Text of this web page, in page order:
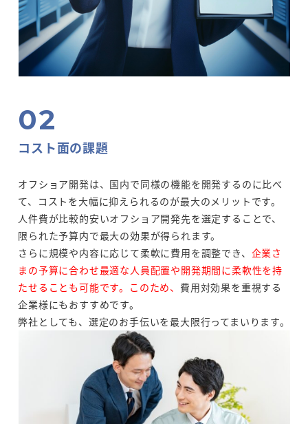
コスト面の課題
オフショア開発は、国内で同様の機能を開発するのに比べ
て、コストを大幅に抑えられるのが最大のメリットです。
人件費が比較的安いオフショア開発先を選定することで、
限られた予算内で最大の効果が得られます。
さらに規模や内容に応じて柔軟に費用を調整でき、 企業さ
まの予算に合わせ最適な人員配置や開発期間に柔軟性を持
たせることも可能です。このため、 費用対効果を重視する
企業様にもおすすめです。
弊社としても、選定のお手伝いを最大限行ってまいります。